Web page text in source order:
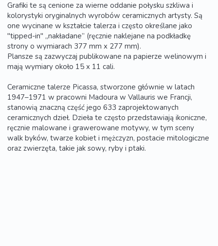
Grafiki te są cenione za wierne oddanie połysku szkliwa i
kolorystyki oryginalnych wyrobów ceramicznych artysty. Są
one wycinane w kształcie talerza i często określane jako
"tipped-in" „nakładane” (ręcznie naklejane na podkładkę
strony o wymiarach 377 mm x 277 mm).
Plansze są zazwyczaj publikowane na papierze welinowym i
mają wymiary około 15 x 11 cali.
Ceramiczne talerze Picassa, stworzone głównie w latach
1947–1971 w pracowni Madoura w Vallauris we Francji,
stanowią znaczną część jego 633 zaprojektowanych
ceramicznych dzieł. Dzieła te często przedstawiają ikoniczne,
ręcznie malowane i grawerowane motywy, w tym sceny
walk byków, twarze kobiet i mężczyzn, postacie mitologiczne
oraz zwierzęta, takie jak sowy, ryby i ptaki.